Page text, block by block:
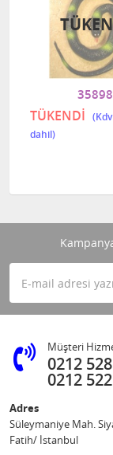
35898
TÜKENDİ
Müşteri
0212
0212
Adres
Süleymaniye Mah.
Fatih/ İstanbul